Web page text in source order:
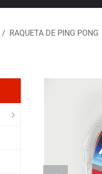
/ RAQUETA DE PING PONG